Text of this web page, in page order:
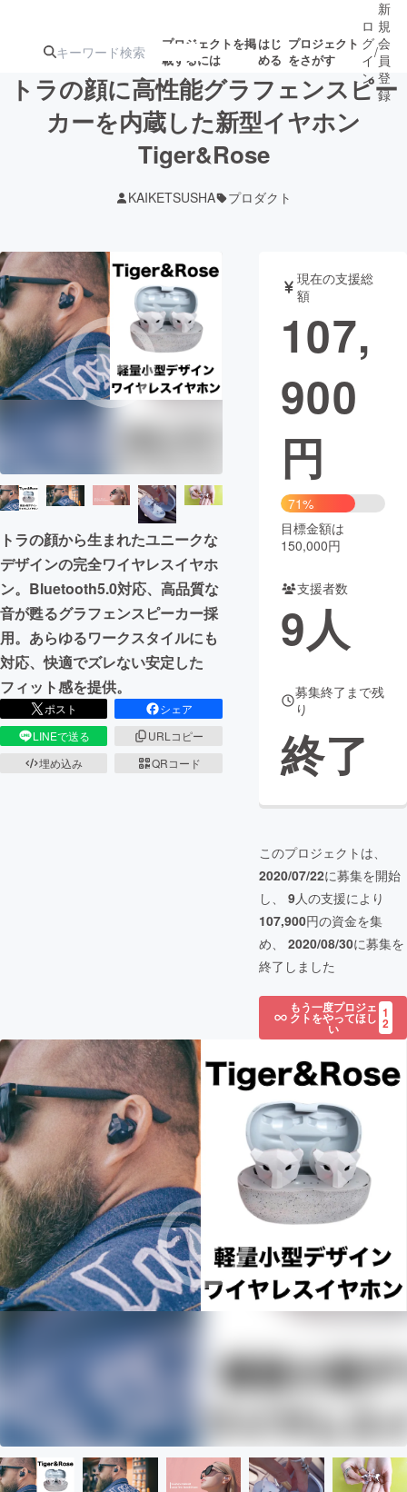
プロジェクトを掲
載するには
はじ
める
プロジェクト
をさがす
注目の新着プロ
ジェクト
募集終了が近いプ
テクノロジー・ガジェット
映像・映画 書籍・雑誌
ビジネス・起業 チャレンジ
CAMPFIRE for Social Good CAMPFIRE Creation
CAMPFIREふるさと納税
コミュニティ
ロ
グ
イ
ン
/
新
規
会
員
登
録
トラの顔に高性能グラフェンスピー
カーを内蔵した新型イヤホン
Tiger&Rose
KAIKETSUSHA プロダクト
トラの顔から生まれたユニークな
デザインの完全ワイヤレスイヤホ
ン。Bluetooth5.0対応、高品質な
音が甦るグラフェンスピーカー採
用。あらゆるワークスタイルにも
対応、快適でズレない安定した
フィット感を提供。
ポスト
シェア
LINEで送る
URLコピー
埋め込み
QRコード
現在の支援総
額
107,
900
円
71%
目標金額は
150,000円
支援者数
9人
募集終了まで残
り
終了
このプロジェクトは、
2020/07/22に募集を開始
し、 9人の支援により
107,900円の資金を集
め、 2020/08/30に募集を
終了しました
もう一度プロジェ
クトをやってほし
い
1
2